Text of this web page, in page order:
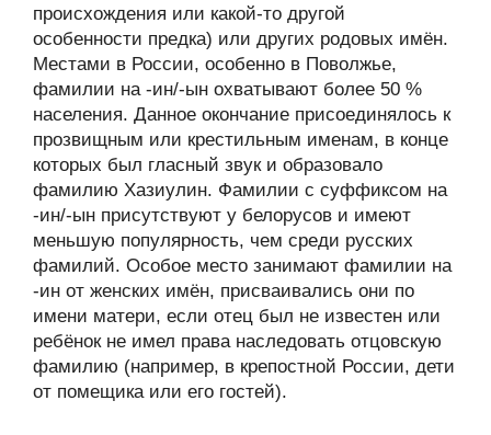
происхождения или какой-то другой
особенности предка) или других родовых имён.
Местами в России, особенно в Поволжье,
фамилии на -ин/-ын охватывают более 50 %
населения. Данное окончание присоединялось к
прозвищным или крестильным именам, в конце
которых был гласный звук и образовало
фамилию Хазиулин. Фамилии с суффиксом на
-ин/-ын присутствуют у белорусов и имеют
меньшую популярность, чем среди русских
фамилий. Особое место занимают фамилии на
-ин от женских имён, присваивались они по
имени матери, если отец был не известен или
ребёнок не имел права наследовать отцовскую
фамилию (например, в крепостной России, дети
от помещика или его гостей).